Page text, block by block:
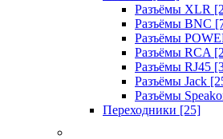
Разъёмы XLR
Разъёмы BNC
Разъёмы
Разъёмы RCA
Разъёмы RJ45
Разъёмы Jack
Разъёмы
Переходники [25]